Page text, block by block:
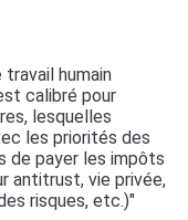
humain
calibré pour
lesquelles
les priorités des
de payer les impôts
antitrust, vie privée,
risques, etc.)"